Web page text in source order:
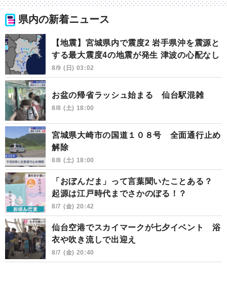
県内の新着ニュース
【地震】宮城県内で震度2 岩手県沖を震源と
する最大震度4の地震が発生 津波の心配なし
8/9 (日) 03:02
お盆の帰省ラッシュ始まる 仙台駅混雑
8/8 (土) 18:00
宮城県大崎市の国道１０８号 全面通行止め
解除
8/8 (土) 18:00
「おぼんだま」って言葉聞いたことある？
起源は江戸時代までさかのぼる！？
8/7 (金) 20:42
仙台空港でスカイマークが七夕イベント 浴
衣や吹き流しで出迎え
8/7 (金) 20:40